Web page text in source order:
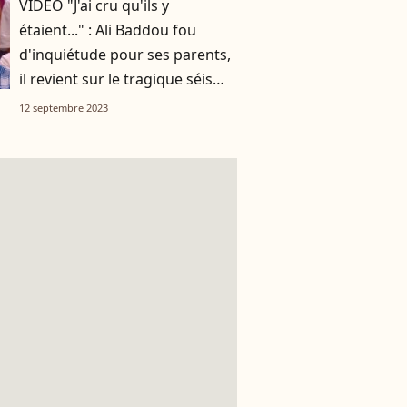
VIDEO "J'ai cru qu'ils y
étaient..." : Ali Baddou fou
d'inquiétude pour ses parents,
il revient sur le tragique séisme
au Maroc
12 septembre 2023